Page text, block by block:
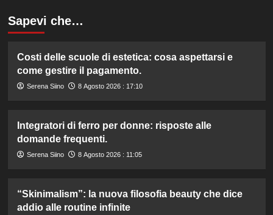
Sapevi che…
Costi delle scuole di estetica: cosa aspettarsi e
come gestire il pagamento.
Serena Siino 8 Agosto 2026 : 17:10
Integratori di ferro per donne: risposte alle
domande frequenti.
Serena Siino 8 Agosto 2026 : 11:05
“Skinimalism”: la nuova filosofia beauty che dice
addio alle routine infinite